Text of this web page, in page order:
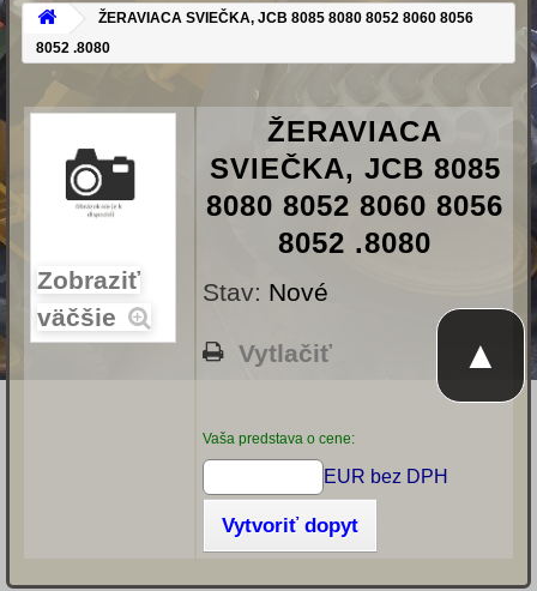
ŽERAVIACA SVIEČKA, JCB 8085 8080 8052 8060 8056
8052 .8080
Zobraziť
väčšie
ŽERAVIACA
SVIEČKA, JCB 8085
8080 8052 8060 8056
8052 .8080
Stav: Nové
Vytlačiť
Vaša predstava o cene:
EUR bez DPH
Vytvoriť dopyt
▲